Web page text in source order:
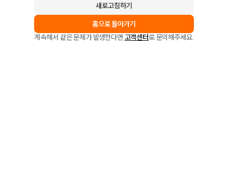
새로고침하기
홈으로 돌아가기
계속해서 같은 문제가 발생한다면 고객센터로 문의해주세요.